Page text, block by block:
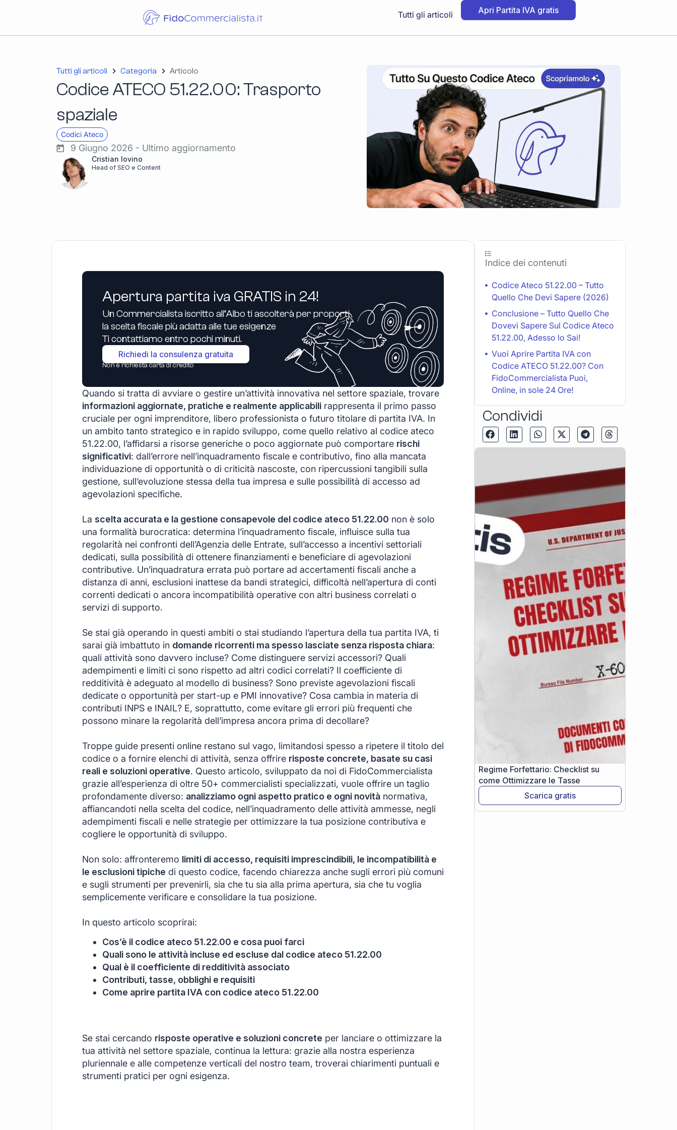
Tutti gli articoli Apri Partita IVA gratis
Tutti gli articoli Categoria Articolo
Codice ATECO 51.22.00: Trasporto
spaziale
Codici Ateco
9 Giugno 2026 - Ultimo aggiornamento
Cristian Iovino
Head of SEO e Content
Apertura partita iva GRATIS in 24!
Un Commercialista iscritto all’Albo ti ascolterà per proporti
la scelta fiscale più adatta alle tue esigenze
Ti contattiamo entro pochi minuti.
Richiedi la consulenza gratuita
Non è richiesta carta di credito
Quando si tratta di avviare o gestire un’attività innovativa nel settore spaziale, trovare
informazioni aggiornate, pratiche e realmente applicabili rappresenta il primo passo
cruciale per ogni imprenditore, libero professionista o futuro titolare di partita IVA. In
un ambito tanto strategico e in rapido sviluppo, come quello relativo al codice ateco
51.22.00, l’affidarsi a risorse generiche o poco aggiornate può comportare rischi
significativi: dall’errore nell’inquadramento fiscale e contributivo, fino alla mancata
individuazione di opportunità o di criticità nascoste, con ripercussioni tangibili sulla
gestione, sull’evoluzione stessa della tua impresa e sulle possibilità di accesso ad
agevolazioni specifiche.
La scelta accurata e la gestione consapevole del codice ateco 51.22.00 non è solo
una formalità burocratica: determina l’inquadramento fiscale, influisce sulla tua
regolarità nei confronti dell’Agenzia delle Entrate, sull’accesso a incentivi settoriali
dedicati, sulla possibilità di ottenere finanziamenti e beneficiare di agevolazioni
contributive. Un’inquadratura errata può portare ad accertamenti fiscali anche a
distanza di anni, esclusioni inattese da bandi strategici, difficoltà nell’apertura di conti
correnti dedicati o ancora incompatibilità operative con altri business correlati o
servizi di supporto.
Se stai già operando in questi ambiti o stai studiando l’apertura della tua partita IVA, ti
sarai già imbattuto in domande ricorrenti ma spesso lasciate senza risposta chiara:
quali attività sono davvero incluse? Come distinguere servizi accessori? Quali
adempimenti e limiti ci sono rispetto ad altri codici correlati? Il coefficiente di
redditività è adeguato al modello di business? Sono previste agevolazioni fiscali
dedicate o opportunità per start-up e PMI innovative? Cosa cambia in materia di
contributi INPS e INAIL? E, soprattutto, come evitare gli errori più frequenti che
possono minare la regolarità dell’impresa ancora prima di decollare?
Troppe guide presenti online restano sul vago, limitandosi spesso a ripetere il titolo del
codice o a fornire elenchi di attività, senza offrire risposte concrete, basate su casi
reali e soluzioni operative. Questo articolo, sviluppato da noi di FidoCommercialista
grazie all’esperienza di oltre 50+ commercialisti specializzati, vuole offrire un taglio
profondamente diverso: analizziamo ogni aspetto pratico e ogni novità normativa,
affiancandoti nella scelta del codice, nell’inquadramento delle attività ammesse, negli
adempimenti fiscali e nelle strategie per ottimizzare la tua posizione contributiva e
cogliere le opportunità di sviluppo.
Non solo: affronteremo limiti di accesso, requisiti imprescindibili, le incompatibilità e
le esclusioni tipiche di questo codice, facendo chiarezza anche sugli errori più comuni
e sugli strumenti per prevenirli, sia che tu sia alla prima apertura, sia che tu voglia
semplicemente verificare e consolidare la tua posizione.
In questo articolo scoprirai:
Cos’è il codice ateco 51.22.00 e cosa puoi farci
Quali sono le attività incluse ed escluse dal codice ateco 51.22.00
Qual è il coefficiente di redditività associato
Contributi, tasse, obblighi e requisiti
Come aprire partita IVA con codice ateco 51.22.00
Se stai cercando risposte operative e soluzioni concrete per lanciare o ottimizzare la
tua attività nel settore spaziale, continua la lettura: grazie alla nostra esperienza
pluriennale e alle competenze verticali del nostro team, troverai chiarimenti puntuali e
strumenti pratici per ogni esigenza.
Indice dei contenuti
Codice Ateco 51.22.00 – Tutto
Quello Che Devi Sapere (2026)
Conclusione – Tutto Quello Che
Dovevi Sapere Sul Codice Ateco
51.22.00, Adesso lo Sai!
Vuoi Aprire Partita IVA con
Codice ATECO 51.22.00? Con
FidoCommercialista Puoi,
Online, in sole 24 Ore!
Condividi
Regime Forfettario: Checklist su
come Ottimizzare le Tasse
Scarica gratis